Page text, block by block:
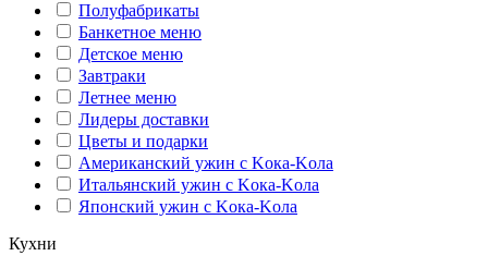
Полуфабрикаты
Банкетное меню
Детское меню
Завтраки
Летнее меню
Лидеры доставки
Цветы и подарки
Американский ужин с Kока-Kола
Итальянский ужин с Kока-Kола
Японский ужин с Kока-Kола
Кухни